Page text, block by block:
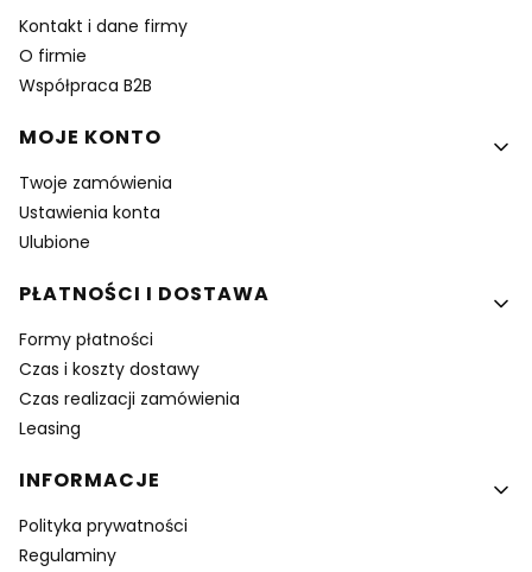
Kontakt i dane firmy
O firmie
Współpraca B2B
MOJE KONTO
Twoje zamówienia
Ustawienia konta
Ulubione
PŁATNOŚCI I DOSTAWA
Formy płatności
Czas i koszty dostawy
Czas realizacji zamówienia
Leasing
INFORMACJE
Polityka prywatności
Regulaminy